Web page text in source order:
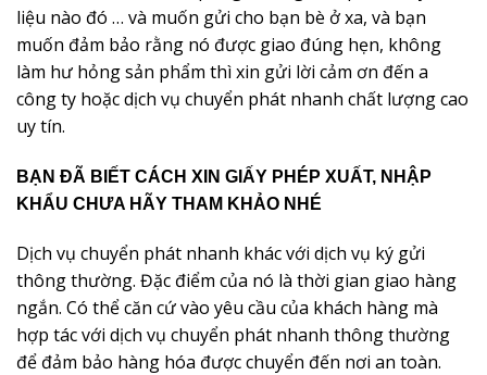
liệu nào đó … và muốn gửi cho bạn bè ở xa, và bạn
muốn đảm bảo rằng nó được giao đúng hẹn, không
làm hư hỏng sản phẩm thì xin gửi lời cảm ơn đến a
công ty hoặc dịch vụ chuyển phát nhanh chất lượng cao
uy tín.
BẠN ĐÃ BIẾT CÁCH XIN GIẤY PHÉP XUẤT, NHẬP
KHẨU CHƯA HÃY THAM KHẢO NHÉ
Dịch vụ chuyển phát nhanh khác với dịch vụ ký gửi
thông thường. Đặc điểm của nó là thời gian giao hàng
ngắn. Có thể căn cứ vào yêu cầu của khách hàng mà
hợp tác với dịch vụ chuyển phát nhanh thông thường
để đảm bảo hàng hóa được chuyển đến nơi an toàn.